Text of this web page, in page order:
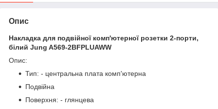
Опис
Накладка для подвійної комп'ютерної розетки 2-порти,
білий Jung A569-2BFPLUAWW
Опис:
Тип: - центральна плата комп'ютерна
Подвійна
Поверхня: - глянцева